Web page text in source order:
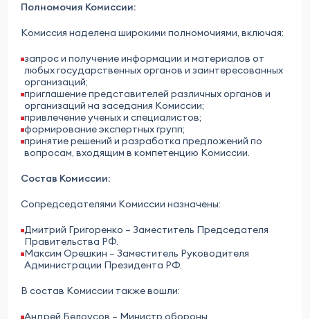
Полномочия Комиссии:
Комиссия наделена широкими полномочиями, включая:
запрос и получение информации и материалов от
любых государственных органов и заинтересованных
организаций;
приглашение представителей различных органов и
организаций на заседания Комиссии;
привлечение ученых и специалистов;
формирование экспертных групп;
принятие решений и разработка предложений по
вопросам, входящим в компетенцию Комиссии.
Состав Комиссии:
Сопредседателями Комиссии назначены:
Дмитрий Григоренко – Заместитель Председателя
Правительства РФ.
Максим Орешкин – Заместитель Руководителя
Администрации Президента РФ.
В состав Комиссии также вошли:
Андрей Белоусов – Министр обороны.